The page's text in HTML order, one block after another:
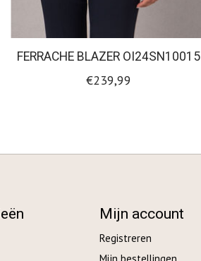
FERRACHE BLAZER OI24SN10015
€239,99
Mijn account
Registreren
Mijn bestellingen